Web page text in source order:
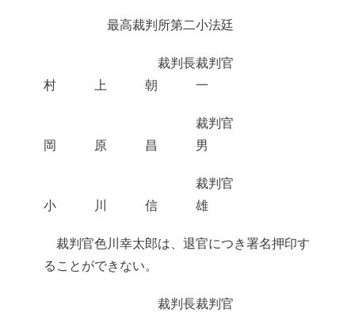
最高裁判所第二小法廷
裁判長裁判官
村 上 朝 一
裁判官
岡 原 昌 男
裁判官
小 川 信 雄
裁判官色川幸太郎は、退官につき署名押印す
ることができない。
裁判長裁判官